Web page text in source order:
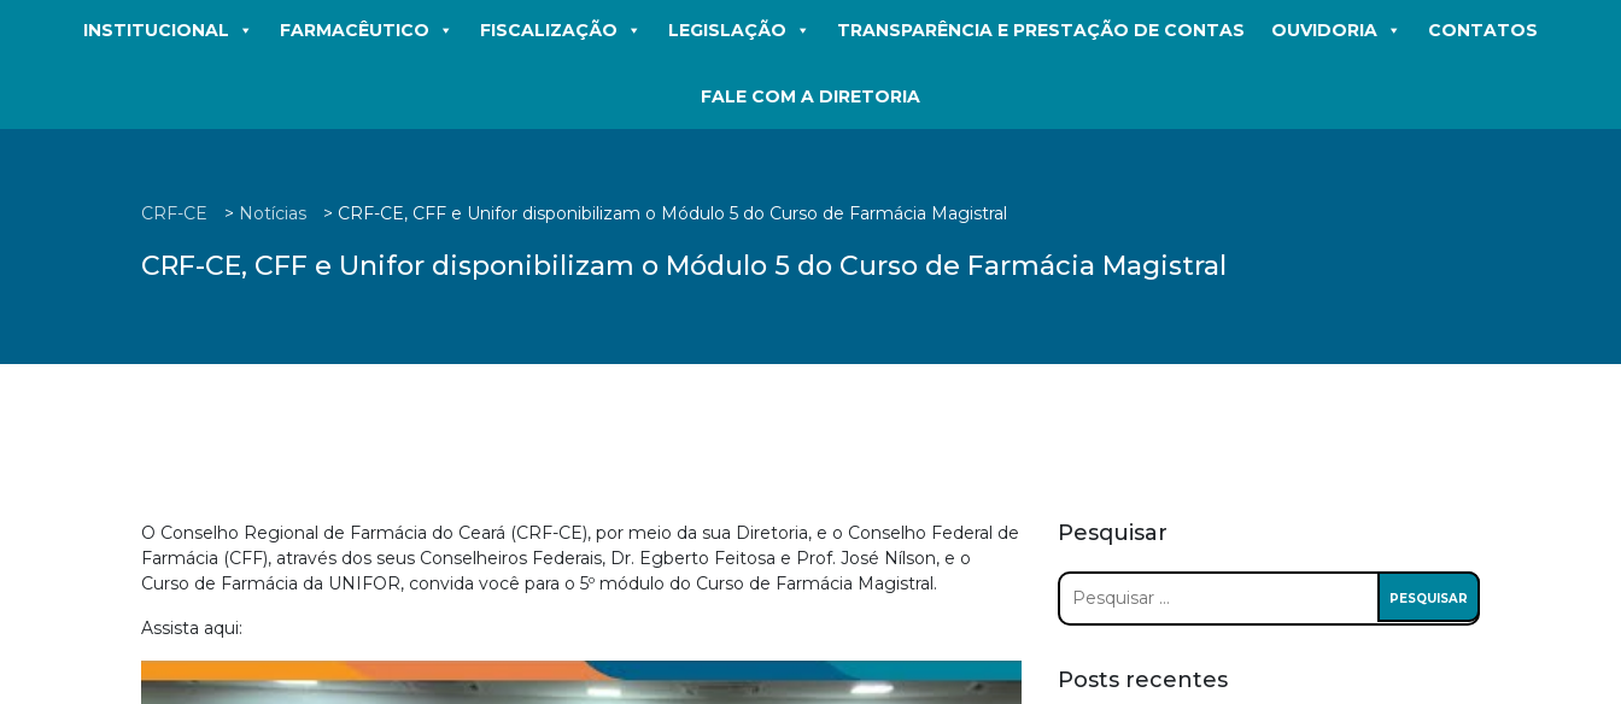
INSTITUCIONAL FARMACÊUTICO FISCALIZAÇÃO LEGISLAÇÃO TRANSPARÊNCIA E PRESTAÇÃO DE CONTAS OUVIDORIA CONTATOS
FALE COM A DIRETORIA
CRF-CE > Notícias > CRF-CE, CFF e Unifor disponibilizam o Módulo 5 do Curso de Farmácia Magistral
CRF-CE, CFF e Unifor disponibilizam o Módulo 5 do Curso de Farmácia Magistral
O Conselho Regional de Farmácia do Ceará (CRF-CE), por meio da sua Diretoria, e o Conselho Federal de
Farmácia (CFF), através dos seus Conselheiros Federais, Dr. Egberto Feitosa e Prof. José Nílson, e o
Curso de Farmácia da UNIFOR, convida você para o 5º módulo do Curso de Farmácia Magistral.
Assista aqui:
Pesquisar
Pesquisar
por:
Posts recentes